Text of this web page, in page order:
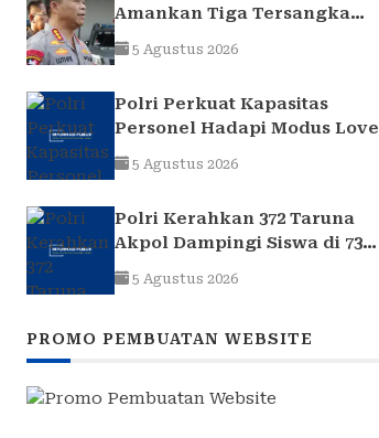
Amankan Tiga Tersangka
Serobot Ruko di Ngagel
5 Agustus 2026
Polri Perkuat Kapasitas
Personel Hadapi Modus Love
Scamming yang Kian
Kompleks
5 Agustus 2026
Polri Kerahkan 372 Taruna
Akpol Dampingi Siswa di 73
Sekolah Rakyat Bersama
Taruna Akademi TNI
5 Agustus 2026
PROMO PEMBUATAN WEBSITE